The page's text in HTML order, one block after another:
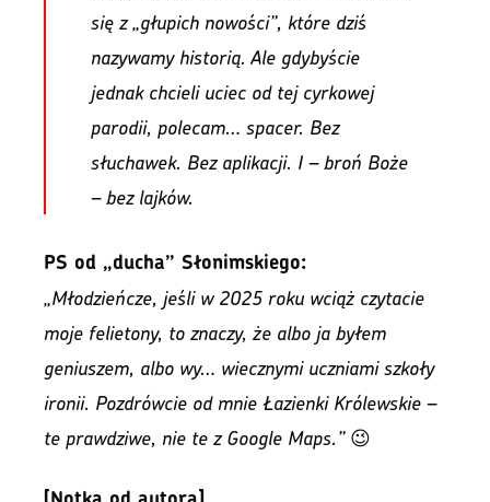
się z „głupich nowości”, które dziś
nazywamy historią. Ale gdybyście
jednak chcieli uciec od tej cyrkowej
parodii, polecam… spacer. Bez
słuchawek. Bez aplikacji. I – broń Boże
– bez lajków.
PS od „ducha” Słonimskiego:
„Młodzieńcze, jeśli w 2025 roku wciąż czytacie
moje felietony, to znaczy, że albo ja byłem
geniuszem, albo wy… wiecznymi uczniami szkoły
ironii. Pozdrówcie od mnie Łazienki Królewskie –
te prawdziwe, nie te z Google Maps.”😉